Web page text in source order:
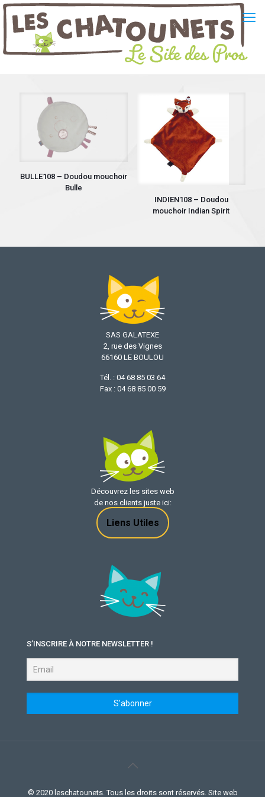
BULLE108 – Doudou mouchoir
Bulle
INDIEN108 – Doudou
mouchoir Indian Spirit
SAS GALATEXE
2, rue des Vignes
66160 LE BOULOU
Tél. : 04 68 85 03 64
Fax : 04 68 85 00 59
Découvrez les sites web
de nos clients juste ici:
Liens Utiles
S’INSCRIRE À NOTRE NEWSLETTER !
© 2020 leschatounets. Tous les droits sont réservés. Site web